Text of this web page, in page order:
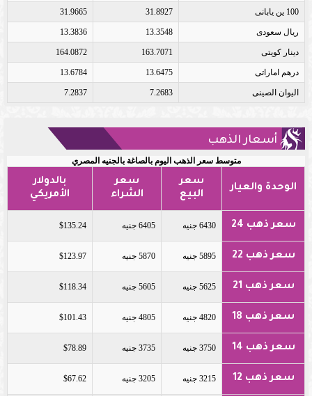
100 ين يابانى 31.8927
31.9665
ريال سعودى 13.3548
13.3836
دينار كويتى 163.7071
164.0872
درهم اماراتى 13.6475
13.6784
اليوان الصينى 7.2683
7.2837
أسعار الذهب
متوسط سعر الذهب اليوم بالصاغة بالجنيه المصري
الوحدة والعيار
سعر
البيع
سعر
الشراء
بالدولار
الأمريكي
سعر ذهب 24 6430 جنيه 6405 جنيه $135.24
سعر ذهب 22 5895 جنيه 5870 جنيه $123.97
سعر ذهب 21 5625 جنيه 5605 جنيه $118.34
سعر ذهب 18 4820 جنيه 4805 جنيه $101.43
سعر ذهب 14 3750 جنيه 3735 جنيه $78.89
سعر ذهب 12 3215 جنيه 3205 جنيه $67.62